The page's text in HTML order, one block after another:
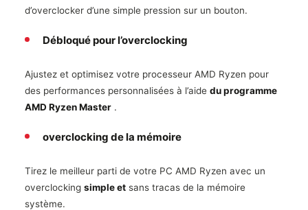
d’overclocker d’une simple pression sur un bouton.
Débloqué pour l’overclocking
Ajustez et optimisez votre processeur AMD Ryzen pour
des performances personnalisées à l’aide du programme
AMD Ryzen Master .
overclocking de la mémoire
Tirez le meilleur parti de votre PC AMD Ryzen avec un
overclocking simple et sans tracas de la mémoire
système.